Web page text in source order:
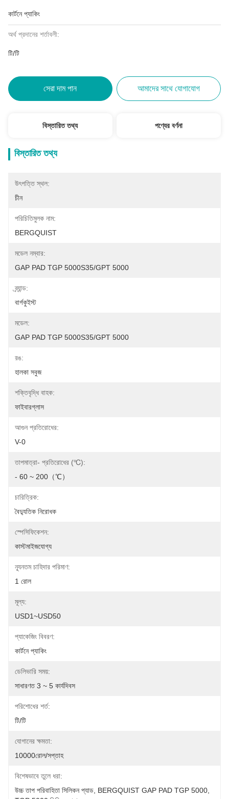
কার্টনে প্যাকিং
অর্থ প্রদানের শর্তাবলী:
টি/টি
সেরা দাম পান আমাদের সাথে যোগাযোগ
বিস্তারিত তথ্য পণ্যের বর্ণনা
বিস্তারিত তথ্য
উৎপত্তি স্থল:
চীন
পরিচিতিমুলক নাম:
BERGQUIST
মডেল নম্বার:
GAP PAD TGP 5000S35/GPT 5000
ব্র্যান্ড:
বার্গকুইস্ট
মডেল:
GAP PAD TGP 5000S35/GPT 5000
রঙ:
হালকা সবুজ
শক্তিবৃদ্ধি বাহক:
ফাইবারগ্লাস
আগুন প্রতিরোধের:
V-0
তাপমাত্রা- প্রতিরোধের (℃):
- 60 ~ 200（℃）
চারিত্রিক:
বৈদ্যুতিক নিরোধক
স্পেসিফিকেশন:
কাস্টমাইজযোগ্য
ন্যূনতম চাহিদার পরিমাণ:
1 রোল
মূল্য:
USD1~USD50
প্যাকেজিং বিবরণ:
কার্টনে প্যাকিং
ডেলিভারি সময়:
সাধারণত 3 ~ 5 কার্যদিবস
পরিশোধের শর্ত:
টি/টি
যোগানের ক্ষমতা:
10000রোল/সপ্তাহ
বিশেষভাবে তুলে ধরা:
উচ্চ তাপ পরিবাহিতা সিলিকন প্যাড BERGQUIST GAP PAD TGP 5000